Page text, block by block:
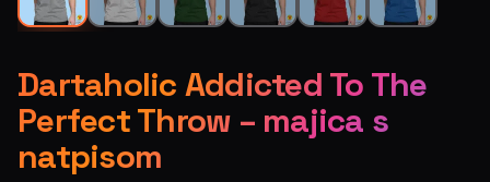
Dartaholic Addicted To The
Perfect Throw – majica s
natpisom